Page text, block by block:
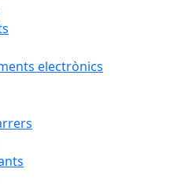
electrònics